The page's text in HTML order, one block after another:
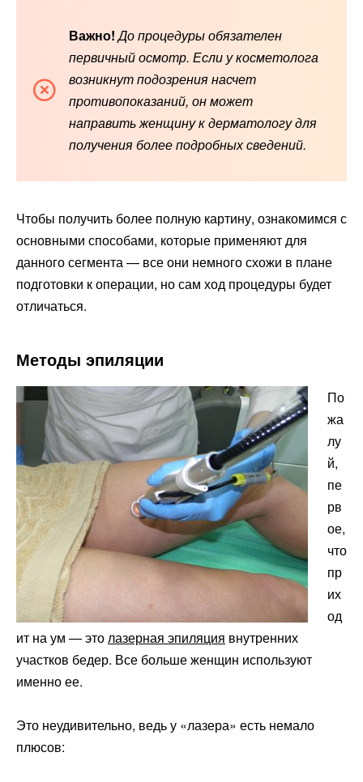
Важно! До процедуры обязателен
первичный осмотр. Если у косметолога
возникнут подозрения насчет
противопоказаний, он может
направитьженщину к дерматологу для
получения более подробных сведений.
Чтобы получить более полную картину, ознакомимся с
основными способами, которые применяют для
данного сегмента — все они немного схожи в плане
подготовки к операции, но сам ход процедуры будет
отличаться.
Методы эпиляции
По
жа
лу
й,
пе
рв
ое,
что
пр
их
од
ит на ум — этолазерная эпиляция внутренних
участков бедер. Все больше женщин используют
именно ее.
Это неудивительно, ведь у «лазера» есть немало
плюсов: